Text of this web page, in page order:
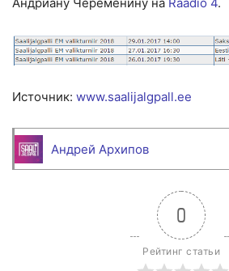
Источник: www.saalijalgpall.ee
Андрей Архипов
0
Рейтинг статьи